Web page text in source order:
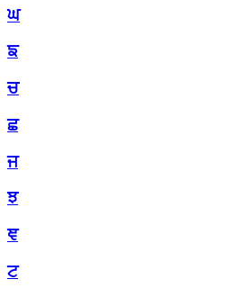
ਘ
ਙ
ਚ
ਛ
ਜ
ਝ
ਞ
ਟ